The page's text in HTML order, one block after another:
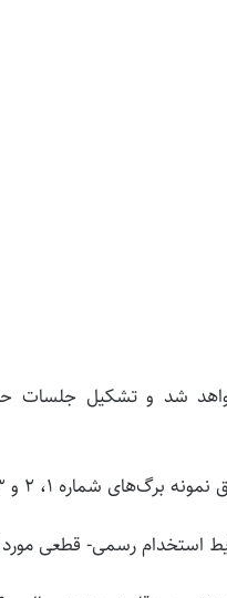
شد و تشکیل جلسات